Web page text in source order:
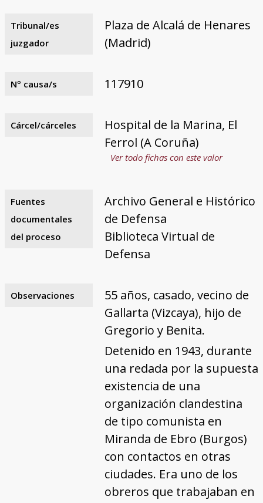
Tribunal/es
juzgador
Plaza de Alcalá de Henares
(Madrid)
Nº causa/s 117910
Cárcel/cárceles
Hospital de la Marina, El
Ferrol (A Coruña)
Ver todo fichas con este valor
Fuentes
documentales
del proceso
Archivo General e Histórico
de Defensa
Biblioteca Virtual de
Defensa
Observaciones
55 años, casado, vecino de
Gallarta (Vizcaya), hijo de
Gregorio y Benita.
Detenido en 1943, durante
una redada por la supuesta
existencia de una
organización clandestina
de tipo comunista en
Miranda de Ebro (Burgos)
con contactos en otras
ciudades. Era uno de los
obreros que trabajaban en